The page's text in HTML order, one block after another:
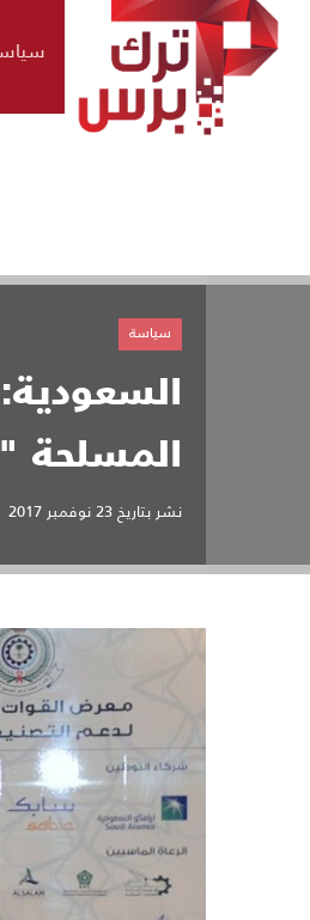
المسلحة
نشر بتاريخ23 نوفمبر 2017
سياسة